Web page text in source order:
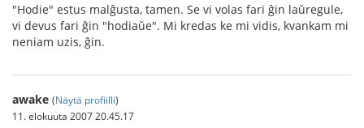
"Hodie" estus malĝusta, tamen. Se vi volas fari ĝin laŭregule,
vi devus fari ĝin "hodiaŭe". Mi kredas ke mi vidis, kvankam mi
neniam uzis, ĝin.
awake (Näytä profiilli)
11. elokuuta 2007 20.45.17